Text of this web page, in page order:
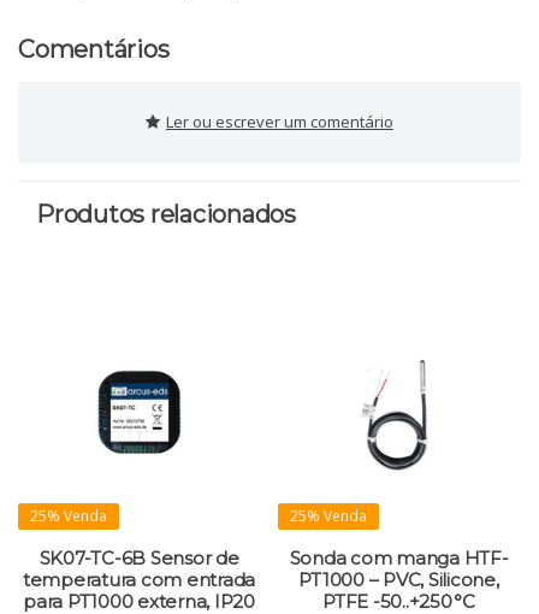
Comentários
Ler ou escrever um comentário
Produtos relacionados
25% Venda
SK07-TC-6B Sensor de
temperatura com entrada
para PT1000 externa, IP20
25% Venda
Sonda com manga HTF-
PT1000 – PVC, Silicone,
PTFE -50..+250 °C